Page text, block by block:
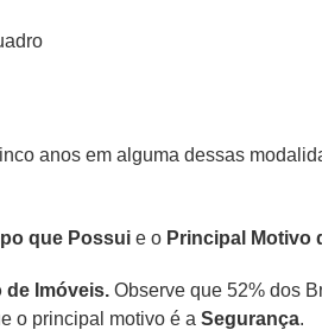
anos em alguma dessas
que Possui e o Principal Motivo
de Imóveis. Observe que 52% dos
o principal motivo é a Segurança.